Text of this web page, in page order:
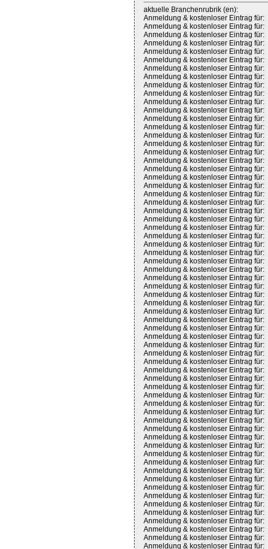
aktuelle Branchenrubrik (en):
Anmeldung & kostenloser Eintrag für:
Anmeldung & kostenloser Eintrag für:
Anmeldung & kostenloser Eintrag für:
Anmeldung & kostenloser Eintrag für:
Anmeldung & kostenloser Eintrag für:
Anmeldung & kostenloser Eintrag für:
Anmeldung & kostenloser Eintrag für:
Anmeldung & kostenloser Eintrag für:
Anmeldung & kostenloser Eintrag für:
Anmeldung & kostenloser Eintrag für:
Anmeldung & kostenloser Eintrag für:
Anmeldung & kostenloser Eintrag für:
Anmeldung & kostenloser Eintrag für:
Anmeldung & kostenloser Eintrag für:
Anmeldung & kostenloser Eintrag für:
Anmeldung & kostenloser Eintrag für:
Anmeldung & kostenloser Eintrag für:
Anmeldung & kostenloser Eintrag für:
Anmeldung & kostenloser Eintrag für:
Anmeldung & kostenloser Eintrag für:
Anmeldung & kostenloser Eintrag für:
Anmeldung & kostenloser Eintrag für:
Anmeldung & kostenloser Eintrag für:
Anmeldung & kostenloser Eintrag für:
Anmeldung & kostenloser Eintrag für:
Anmeldung & kostenloser Eintrag für:
Anmeldung & kostenloser Eintrag für:
Anmeldung & kostenloser Eintrag für:
Anmeldung & kostenloser Eintrag für:
Anmeldung & kostenloser Eintrag für:
Anmeldung & kostenloser Eintrag für:
Anmeldung & kostenloser Eintrag für:
Anmeldung & kostenloser Eintrag für:
Anmeldung & kostenloser Eintrag für:
Anmeldung & kostenloser Eintrag für:
Anmeldung & kostenloser Eintrag für:
Anmeldung & kostenloser Eintrag für:
Anmeldung & kostenloser Eintrag für:
Anmeldung & kostenloser Eintrag für:
Anmeldung & kostenloser Eintrag für:
Anmeldung & kostenloser Eintrag für:
Anmeldung & kostenloser Eintrag für:
Anmeldung & kostenloser Eintrag für:
Anmeldung & kostenloser Eintrag für:
Anmeldung & kostenloser Eintrag für:
Anmeldung & kostenloser Eintrag für:
Anmeldung & kostenloser Eintrag für:
Anmeldung & kostenloser Eintrag für:
Anmeldung & kostenloser Eintrag für:
Anmeldung & kostenloser Eintrag für:
Anmeldung & kostenloser Eintrag für:
Anmeldung & kostenloser Eintrag für:
Anmeldung & kostenloser Eintrag für:
Anmeldung & kostenloser Eintrag für:
Anmeldung & kostenloser Eintrag für:
Anmeldung & kostenloser Eintrag für:
Anmeldung & kostenloser Eintrag für:
Anmeldung & kostenloser Eintrag für:
Anmeldung & kostenloser Eintrag für:
Anmeldung & kostenloser Eintrag für:
Anmeldung & kostenloser Eintrag für:
Anmeldung & kostenloser Eintrag für:
Anmeldung & kostenloser Eintrag für:
Anmeldung & kostenloser Eintrag für: